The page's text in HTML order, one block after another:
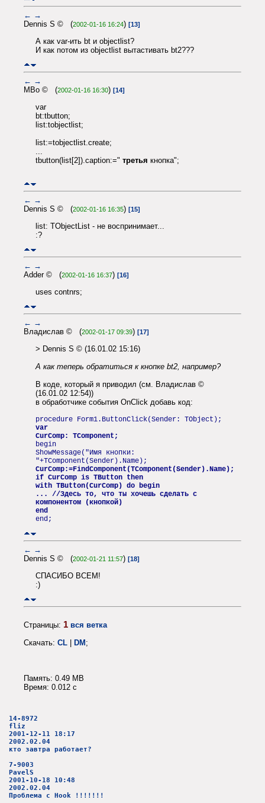
← →
Dennis S © (2002-01-16 16:24) [13]
А как var-ить bt и objectlist?
И как потом из objectlist вытастивать bt2???
← →
MBo © (2002-01-16 16:30) [14]
var
bt:tbutton;
list:tobjectlist;
list:=tobjectlist.create;
tbutton(list[2]).caption:=" третья кнопка";
← →
Dennis S © (2002-01-16 16:35) [15]
list: TObjectList - не воспринимает...
:?
← →
Adder © (2002-01-16 16:37) [16]
uses contnrs;
← →
Владислав © (2002-01-17 09:39) [17]
> Dennis S © (16.01.02 15:16)
А как теперь обратиться к кнопке bt2, например?
В коде, который я приводил (см. Владислав ©
(16.01.02 12:54))
в обработчике события OnClick добавь код:
procedure Form1.ButtonClick(Sender: TObject);
var
CurComp: TComponent;
begin
ShowMessage("Имя кнопки:
"+TComponent(Sender).Name);
CurComp:=FindComponent(TComponent(Sender).Name);
if CurComp is TButton then
with TButton(CurComp) do begin
... //Здесь то, что ты хочешь сделать с
компонентом (кнопкой)
end
end;
← →
Dennis S © (2002-01-21 11:57) [18]
СПАСИБО ВСЕМ!
:)
Страницы: 1 вся ветка
Скачать: CL DM ;
Память: 0.49 MB
Время: 0.012 c
14-8972
fliz
2001-12-11 18:17
2002.02.04
кто завтра работает?
7-9003
PavelS
2001-10-18 10:48
2002.02.04
Проблема с Hook !!!!!!!